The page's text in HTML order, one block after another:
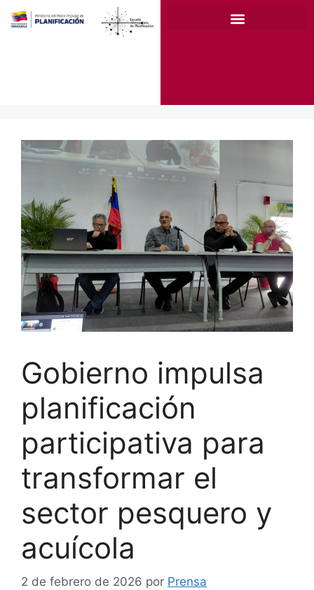
Gobierno impulsa
planificación
participativa para
transformar el
sector pesquero y
acuícola
2 de febrero de 2026 por Prensa